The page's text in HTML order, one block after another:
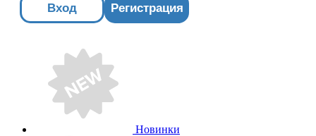
Вход Регистрация
Новинки